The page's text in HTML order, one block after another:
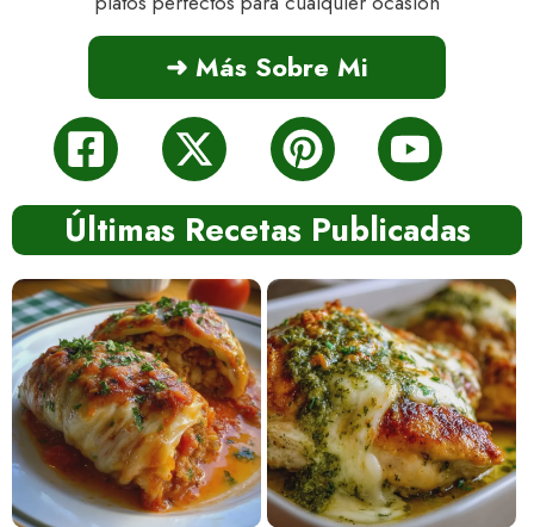
➜ Más Sobre Mi
Últimas Recetas Publicadas